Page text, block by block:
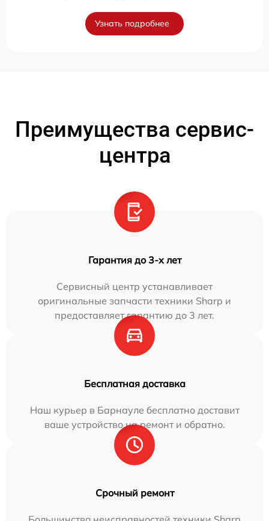
Узнать подробнее
Преимущества сервис-
центра
Гарантия до 3-х лет
Сервисный центр устанавливает
оригинальные запчасти техники Sharp и
предоставляет гарантию до 3 лет.
Бесплатная доставка
Наш курьер в Барнауле бесплатно доставит
ваше устройство на ремонт и обратно.
Срочный ремонт